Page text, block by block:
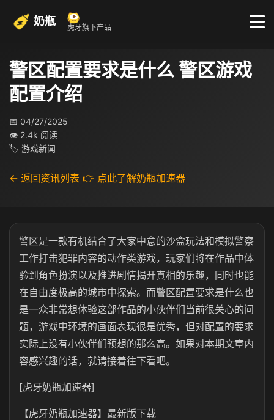
奶瓶 虎牙旗下产品
警区配置要求是什么 警区游戏
配置介绍
📅 04/27/2025
👁 2.4k 阅读
🏷 游戏新闻
← 返回资讯列表 👉 点此了解奶瓶加速器
警区是一款有机结合了大家中意的沙盒玩法和模拟警察
工作打击犯罪内容的动作类游戏，玩家们将在作品中体
验到角色扮演以及推进剧情揭开真相的乐趣，同时也能
在自由度极高的城市中探索。而警区配置要求是什么也
是一众非常想体验这部作品的小伙伴们当前很关心的问
题，游戏中环境的画面表现很是优秀，但对配置的要求
实际上没有小伙伴们预想的那么高。如果对本期文章内
容感兴趣的话，就请接着往下看吧。
[虎牙奶瓶加速器]
【虎牙奶瓶加速器】最新版下载